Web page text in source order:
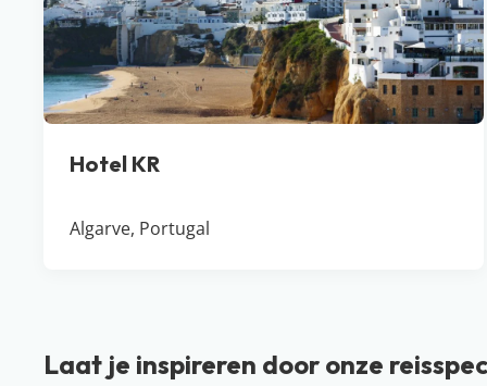
Hotel KR
Algarve, Portugal
Laat je inspireren door onze